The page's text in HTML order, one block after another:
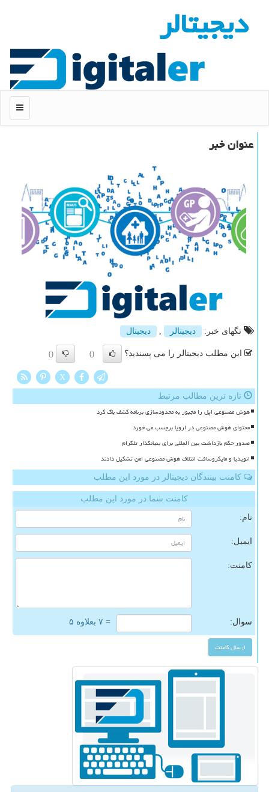
دیجیتالر
منو
عنوان خبر
تگهای خبر: دیجیتالر دیجیتال
این مطلب دیجیتالر را می پسندید؟ ()
()
X
تازه ترین مطالب مرتبط
هوش مصنوعی اپل را مجبور به محدودسازی برنامه کشف باگ کرد
محتوای هوش مصنوعی در اروپا برچسب می خورد
صدور حکم بازداشت بین المللی برای بنیانگذار تلگرام
انویدیا و مایکروسافت ائتلاف هوش مصنوعی امن تشکیل دادند
کامنت بینندگان دیجیتالر در مورد این مطلب
کامنت شما در مورد این مطلب
نام:
ایمیل:
کامنت:
سوال: = ۷ بعلاوه ۵